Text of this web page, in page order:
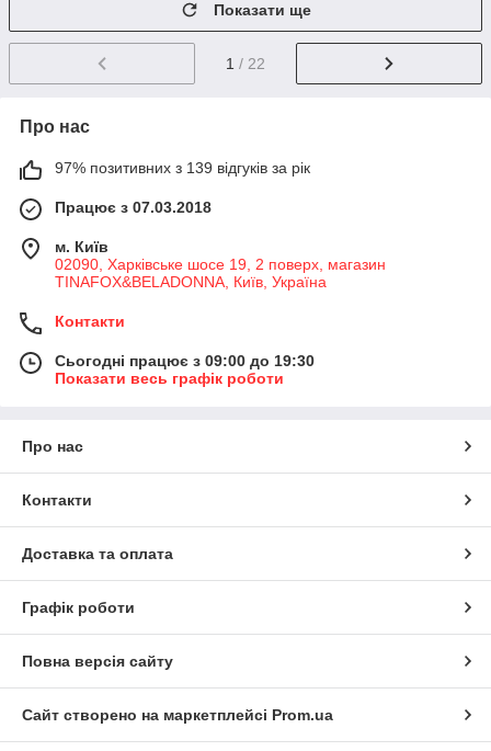
Показати ще
1 / 22
Про нас
97% позитивних з 139 відгуків за рік
Працює з 07.03.2018
м. Київ
02090, Харківське шосе 19, 2 поверх, магазин
TINAFOX&BELADONNA, Київ, Україна
Контакти
Сьогодні працює з 09:00 до 19:30
Показати весь графік роботи
Про нас
Контакти
Доставка та оплата
Графік роботи
Повна версія сайту
Сайт створено на маркетплейсі Prom.ua